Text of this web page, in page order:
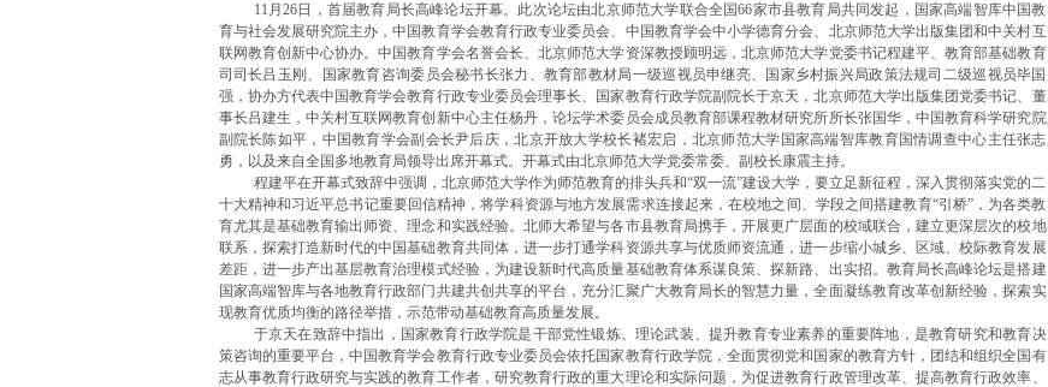
11月26日，首届教育局长高峰论坛开幕。此次论坛由北京师范大学联合全国66家市县教育局共同发起，国家高端智库中国教
育与社会发展研究院主办，中国教育学会教育行政专业委员会、中国教育学会中小学德育分会、北京师范大学出版集团和中关村互
联网教育创新中心协办。中国教育学会名誉会长、北京师范大学资深教授顾明远，北京师范大学党委书记程建平、教育部基础教育
司司长吕玉刚、国家教育咨询委员会秘书长张力、教育部教材局一级巡视员申继亮、国家乡村振兴局政策法规司二级巡视员毕国
强，协办方代表中国教育学会教育行政专业委员会理事长、国家教育行政学院副院长于京天，北京师范大学出版集团党委书记、董
事长吕建生，中关村互联网教育创新中心主任杨丹，论坛学术委员会成员教育部课程教材研究所所长张国华，中国教育科学研究院
副院长陈如平，中国教育学会副会长尹后庆，北京开放大学校长褚宏启，北京师范大学国家高端智库教育国情调查中心主任张志
勇，以及来自全国多地教育局领导出席开幕式。开幕式由北京师范大学党委常委、副校长康震主持。
程建平在开幕式致辞中强调，北京师范大学作为师范教育的排头兵和“双一流”建设大学，要立足新征程，深入贯彻落实党的二
十大精神和习近平总书记重要回信精神，将学科资源与地方发展需求连接起来，在校地之间、学段之间搭建教育“引桥”，为各类教
育尤其是基础教育输出师资、理念和实践经验。北师大希望与各市县教育局携手，开展更广层面的校域联合，建立更深层次的校地
联系，探索打造新时代的中国基础教育共同体，进一步打通学科资源共享与优质师资流通，进一步缩小城乡、区域、校际教育发展
差距，进一步产出基层教育治理模式经验，为建设新时代高质量基础教育体系谋良策、探新路、出实招。教育局长高峰论坛是搭建
国家高端智库与各地教育行政部门共建共创共享的平台，充分汇聚广大教育局长的智慧力量，全面凝练教育改革创新经验，探索实
现教育优质均衡的路径举措，示范带动基础教育高质量发展。
于京天在致辞中指出，国家教育行政学院是干部党性锻炼、理论武装、提升教育专业素养的重要阵地，是教育研究和教育决
策咨询的重要平台，中国教育学会教育行政专业委员会依托国家教育行政学院，全面贯彻党和国家的教育方针，团结和组织全国有
志从事教育行政研究与实践的教育工作者，研究教育行政的重大理论和实际问题，为促进教育行政管理改革、提高教育行政效率、